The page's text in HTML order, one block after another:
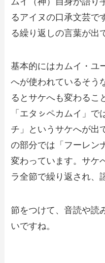
るアイヌの口承文芸で
る繰り返しの言葉が出
基本的にはカムイ・ユ
へが使われているそう
るとサケへも変わるこ
「エタㇱペカムイ」
チ」というサケへが出
の部分では「フーレ
変わっています。サケ
ラ全節で繰り返され、
節をつけて、音読や読
いですね。